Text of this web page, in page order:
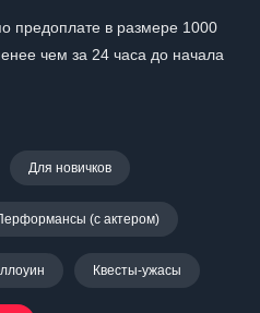
предоплате в размере 1000
чем за 24 часа до начала
Для новичков
(с актером)
Квесты-ужасы